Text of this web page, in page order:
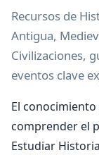
Recursos de
Antigua,
Civilizaciones,
eventos clave
El
comprender el
Estudiar